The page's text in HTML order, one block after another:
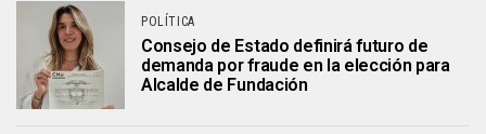
POLÍTICA
Consejo de Estado definirá futuro de
demanda por fraude en la elección para
Alcalde de Fundación